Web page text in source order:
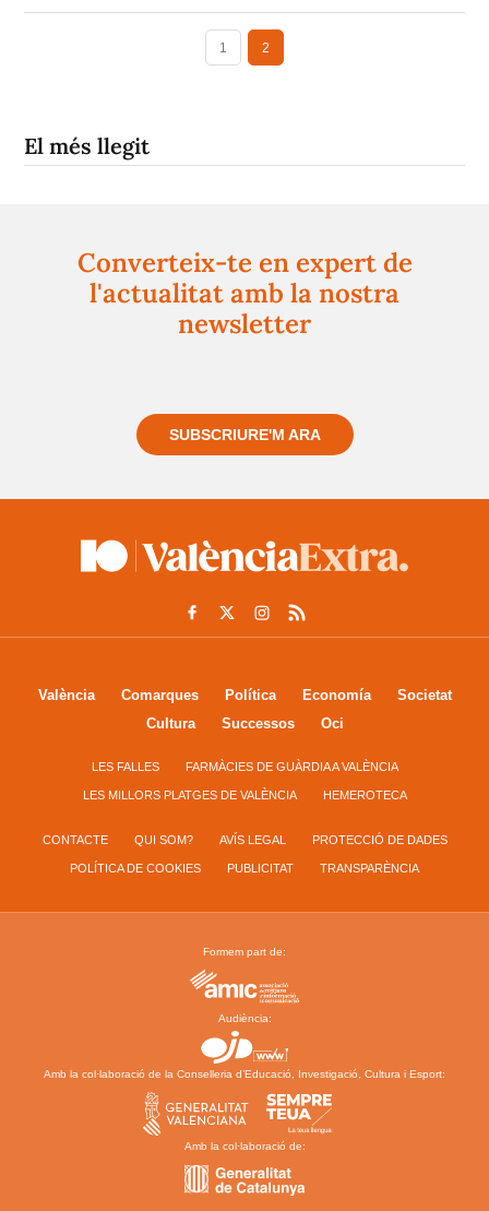
1 2
El més llegit
Converteix-te en expert de
l'actualitat amb la nostra
newsletter
SUBSCRIURE'M ARA
València Comarques Política Economía
Societat
Cultura
Successos Oci
LES FALLES FARMÀCIES DE GUÀRDIA A VALÈNCIA
LES MILLORS PLATGES DE VALÈNCIA HEMEROTECA
CONTACTE QUI SOM? AVÍS LEGAL PROTECCIÓ DE DADES
POLÍTICA DE COOKIES PUBLICITAT TRANSPARÈNCIA
Formem part de:
Audiència:
Amb la col·laboració de la Conselleria d’Educació, Investigació, Cultura i Esport:
Amb la col·laboració de: